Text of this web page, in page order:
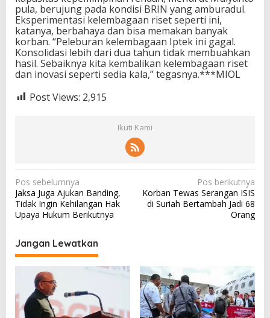
pula, berujung pada kondisi BRIN yang amburadul.
Eksperimentasi kelembagaan riset seperti ini,
katanya, berbahaya dan bisa memakan banyak
korban. “Peleburan kelembagaan Iptek ini gagal.
Konsolidasi lebih dari dua tahun tidak membuahkan
hasil. Sebaiknya kita kembalikan kelembagaan riset
dan inovasi seperti sedia kala,” tegasnya.***MIOL
Post Views: 2,915
Ikuti Kami
N
a
v
g
a
i
Pos sebelumnya
Jaksa Juga Ajukan Banding,
Tidak Ingin Kehilangan Hak
Upaya Hukum Berikutnya
Pos berikutnya
Korban Tewas Serangan ISIS
di Suriah Bertambah Jadi 68
Orang
Jangan Lewatkan